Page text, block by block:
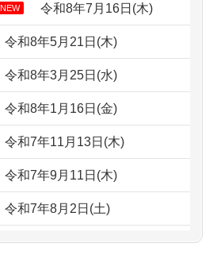
とお人形たちの供養をしてい
にしてきた雛人形です、供養
スのまま引き取ってくださ
頃、妹と一緒にお雛様を出し
？
ですが、きちんと供養して
わったお人形以外はどうして
NEW 令和8年7月16日(木)
令和8年5月21日(木)
令和8年3月25日(水)
令和8年1月16日(金)
令和7年11月13日(木)
令和7年9月11日(木)
令和7年8月2日(土)
令和7年6月20日(金)